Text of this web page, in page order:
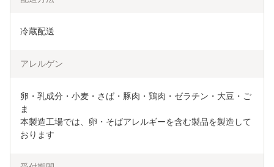
冷蔵配送
アレルゲン
卵・乳成分・小麦・さば・豚肉・鶏肉・ゼラチン・大豆・ご
ま
本製造工場では、卵・そばアレルギーを含む製品を製造して
おります